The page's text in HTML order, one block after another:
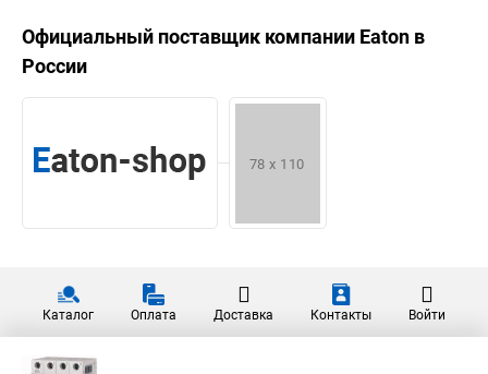
Официальный поставщик компании Eaton в
России
Каталог Оплата Доставка Контакты Войти